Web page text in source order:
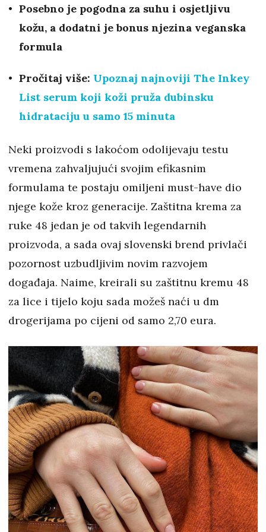
Posebno je pogodna za suhu i osjetljivu
kožu, a dodatni je bonus njezina veganska
formula
Pročitaj više: Upoznaj najnoviji The Inkey
List serum koji koži pruža dubinsku
hidrataciju u samo 15 minuta
Neki proizvodi s lakoćom odolijevaju testu
vremena zahvaljujući svojim efikasnim
formulama te postaju omiljeni must-have dio
njege kože kroz generacije. Zaštitna krema za
ruke 48 jedan je od takvih legendarnih
proizvoda, a sada ovaj slovenski brend privlači
pozornost uzbudljivim novim razvojem
događaja. Naime, kreirali su zaštitnu kremu 48
za lice i tijelo koju sada možeš naći u dm
drogerijama po cijeni od samo 2,70 eura.